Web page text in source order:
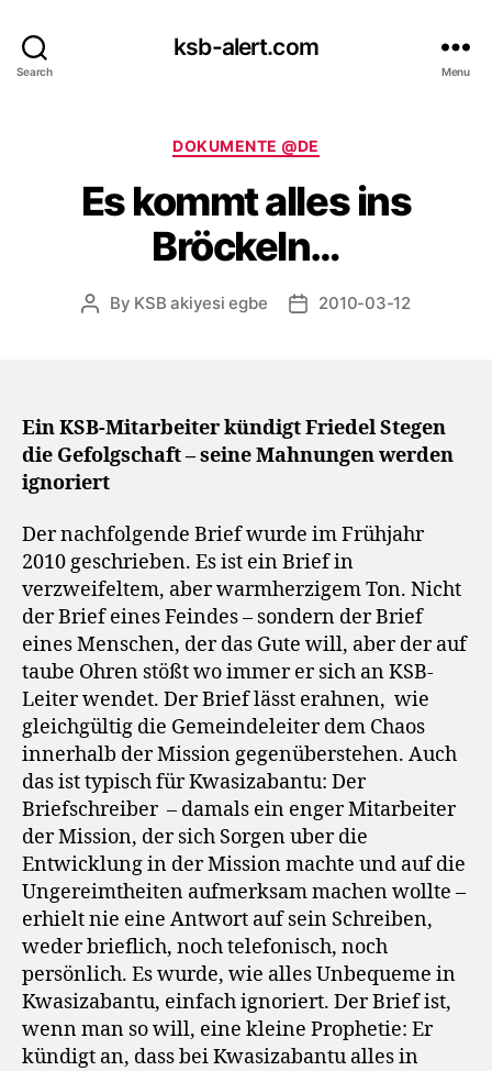
Search
ksb-alert.com
Menu
Categories
DOKUMENTE @DE
Es kommt alles ins
Bröckeln…
Post
By KSB akiyesi egbe
Post2010-03-12
Ein KSB-Mitarbeiter kündigt Friedel Stegen
die Gefolgschaft – seine Mahnungen werden
ignoriert
Der nachfolgende Brief wurde im Frühjahr
2010 geschrieben. Es ist ein Brief in
verzweifeltem, aber warmherzigem Ton. Nicht
der Brief eines Feindes – sondern der Brief
eines Menschen, der das Gute will, aber der auf
taube Ohren stößt wo immer er sich an KSB-
Leiter wendet. Der Brief lässt erahnen, wie
gleichgültig die Gemeindeleiter dem Chaos
innerhalb der Mission gegenüberstehen. Auch
das ist typisch für Kwasizabantu: Der
Briefschreiber – damals ein enger Mitarbeiter
der Mission, der sich Sorgen uber die
Entwicklung in der Mission machte und auf die
Ungereimtheiten aufmerksam machen wollte –
erhielt nie eine Antwort auf sein Schreiben,
weder brieflich, noch telefonisch, noch
persönlich. Es wurde, wie alles Unbequeme in
Kwasizabantu, einfach ignoriert. Der Brief ist,
wenn man so will, eine kleine Prophetie: Er
kündigt an, dass bei Kwasizabantu alles in